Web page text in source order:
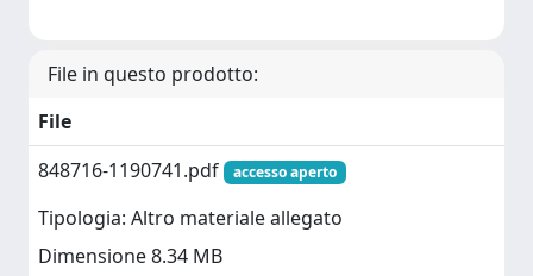
File in questo prodotto:
File
848716-1190741.pdf
accesso aperto
Tipologia: Altro materiale allegato
Dimensione 8.34 MB